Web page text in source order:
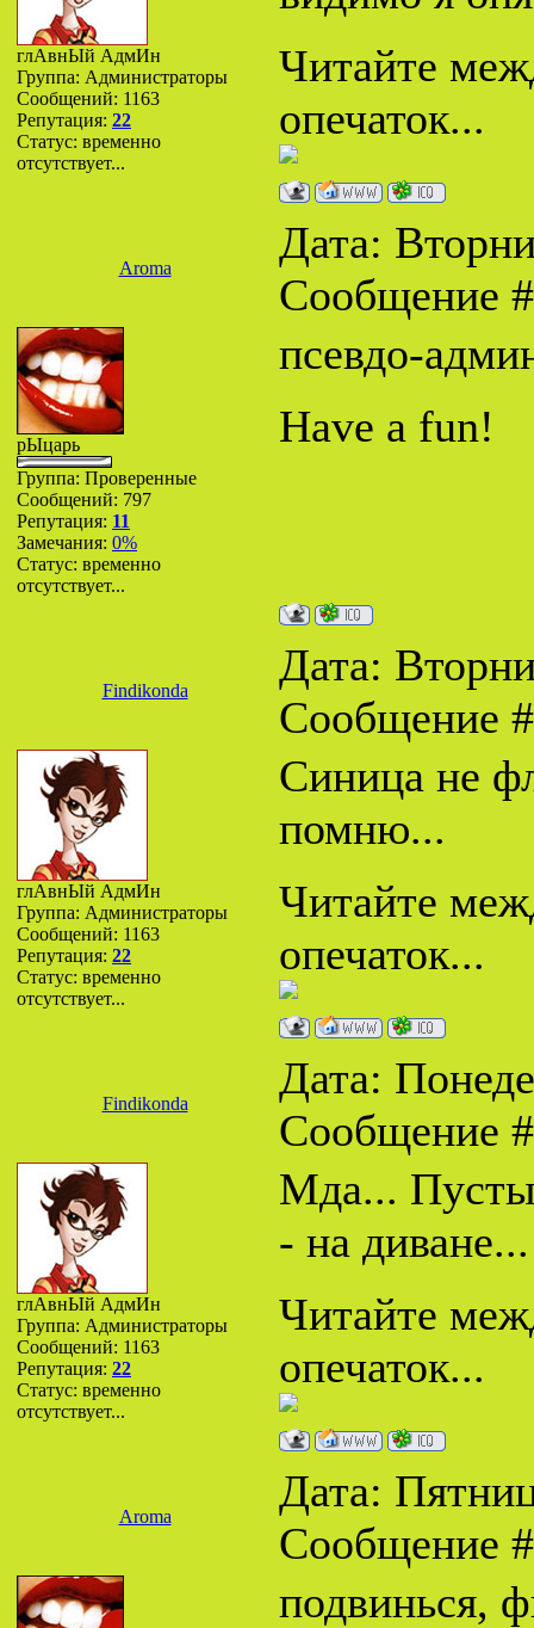
глАвнЫй АдмИн
Группа: Администраторы
Сообщений: 1163
Репутация: 22
Статус: временно
отсутствует...
Читайте
опечаток...
Aroma
Дата:
Сообщение
рЫцарь
Группа: Проверенные
Сообщений: 797
Репутация: 11
Замечания: 0%
Статус: временно
отсутствует...
псевдо-
Have a fun!
Findikonda
Дата:
Сообщение
глАвнЫй АдмИн
Группа: Администраторы
Сообщений: 1163
Репутация: 22
Статус: временно
отсутствует...
Cиница не
помню...
Читайте
опечаток...
Findikonda
Дата:
Сообщение
глАвнЫй АдмИн
Группа: Администраторы
Сообщений: 1163
Репутация: 22
Статус: временно
отсутствует...
Мда...
- на диване...
Читайте
опечаток...
Aroma
Дата:
Сообщение
подвинься,